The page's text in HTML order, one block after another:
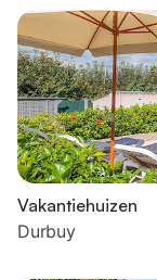
Vakantiehuizen
Durbuy